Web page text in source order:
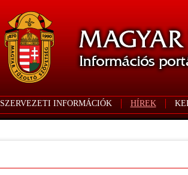
SZERVEZETI INFORMÁCIÓK HÍREK